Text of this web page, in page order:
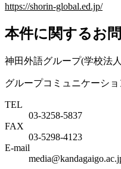
https://shorin-global.ed.jp/
本件に関するお
神田外語グループ(学校法
グループコミュニケーショ
TEL
03-3258-5837
FAX
03-5298-4123
E-mail